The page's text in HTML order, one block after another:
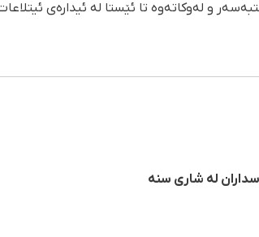
و لەوکاتەوە تا ئێستا لە ئیدارەی
لە شاری سنە